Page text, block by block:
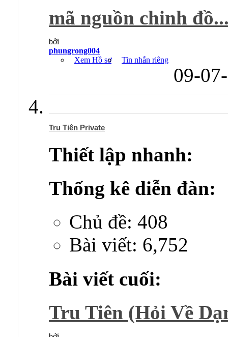
mã nguồn chinh
bởi
phungrong004
Xem Hồ sơ
Tin nhắn riêng
09-
Tru Tiên Private
Thiết lập nhanh:
Thống kê diễn đàn:
Chủ đề: 408
Bài viết: 6,752
Bài viết cuối:
Tru Tiên (Hỏi Về